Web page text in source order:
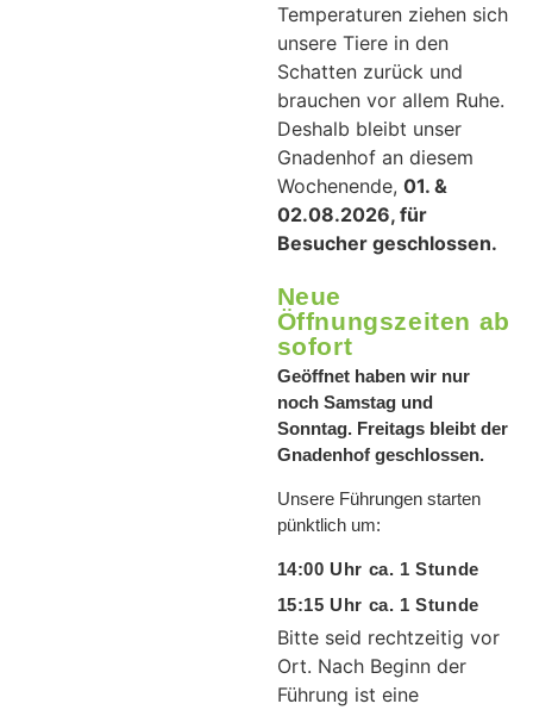
Temperaturen ziehen sich
unsere Tiere in den
Schatten zurück und
brauchen vor allem Ruhe.
Deshalb bleibt unser
Gnadenhof an diesem
Wochenende, 01. &
02.08.2026, für
Besucher geschlossen.
Neue
Öffnungszeiten ab
sofort
Geöffnet haben wir nur
noch Samstag und
Sonntag. Freitags bleibt der
Gnadenhof geschlossen.
Unsere Führungen starten
pünktlich um:
14:00 Uhr ca. 1 Stunde
15:15 Uhr ca. 1 Stunde
Bitte seid rechtzeitig vor
Ort. Nach Beginn der
Führung ist eine